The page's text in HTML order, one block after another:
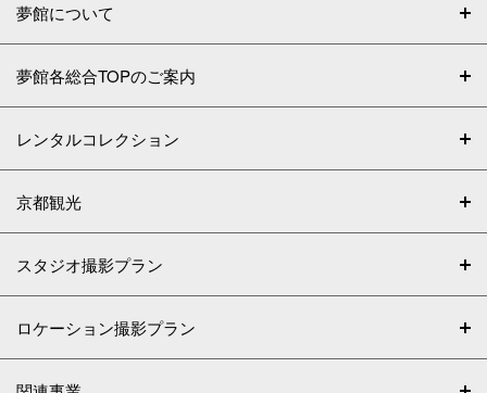
夢館について
夢館各総合TOPのご案内
レンタルコレクション
京都観光
スタジオ撮影プラン
ロケーション撮影プラン